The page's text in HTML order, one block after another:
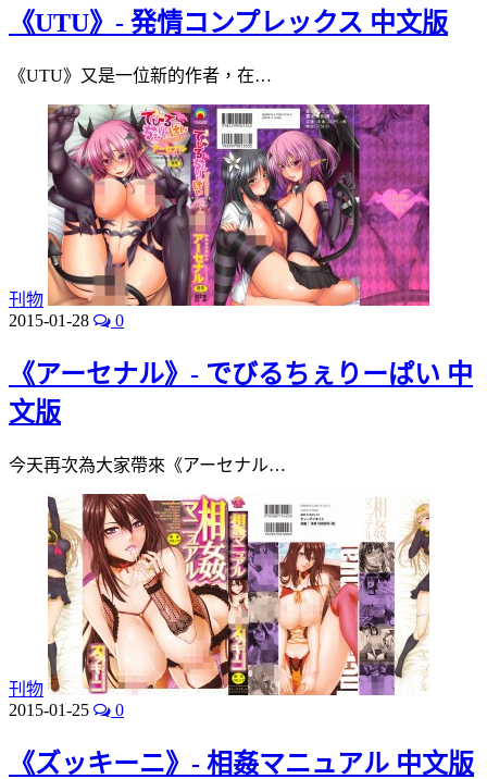
《UTU》- 発情コンプレックス 中文版
《UTU》又是一位新的作者，在…
刊物
2015-01-28
0
《アーセナル》- でびるちぇりーぱい 中
文版
今天再次為大家帶來《アーセナル…
刊物
2015-01-25
0
《ズッキーニ》- 相姦マニュアル 中文版